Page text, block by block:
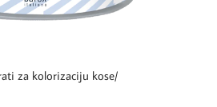
za kolorizaciju kose